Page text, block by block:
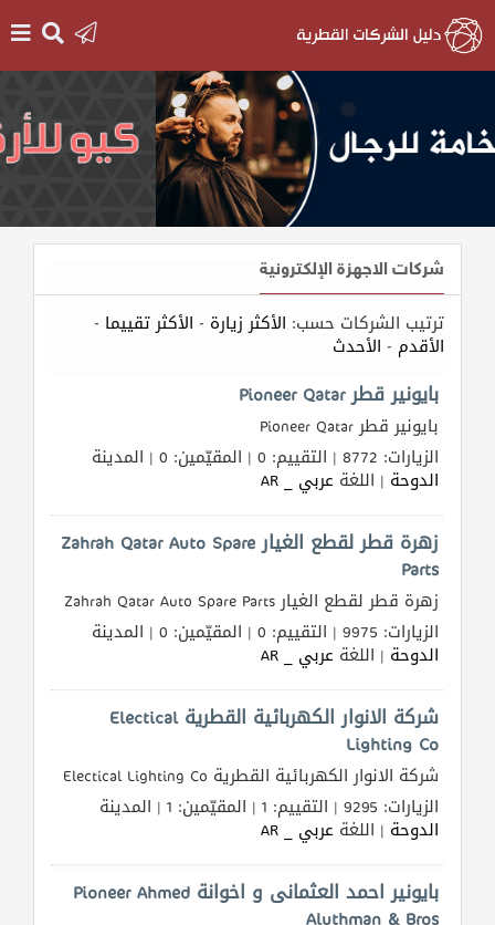
التسجيل
English
أضف
اعلانك
مطلوب
طلب
اشتراك
الاحصائيات
الأقسام
شركات
مميزة
إبحث
إتصل
شركات الاجهزة الإلكترونية
ترتيب الشركات حسب: الأكثر زيارة - الأكثر تقييما -
الأقدم - الأحدث
بايونير قطر Pioneer Qatar
بايونير قطر Pioneer Qatar
الزيارات: 8772 | التقييم: 0 | المقيّمين: 0 | المدينة
الدوحة | اللغة عربي _ AR
زهرة قطر لقطع الغيار Zahrah Qatar Auto Spare
Parts
زهرة قطر لقطع الغيار Zahrah Qatar Auto Spare Parts
الزيارات: 9975 | التقييم: 0 | المقيّمين: 0 | المدينة
الدوحة | اللغة عربي _ AR
شركة الانوار الكهربائية القطرية Electical
Lighting Co
شركة الانوار الكهربائية القطرية Electical Lighting Co
الزيارات: 9295 | التقييم: 1 | المقيّمين: 1 | المدينة
الدوحة | اللغة عربي _ AR
بايونير احمد العثمانى و اخوانة Pioneer Ahmed